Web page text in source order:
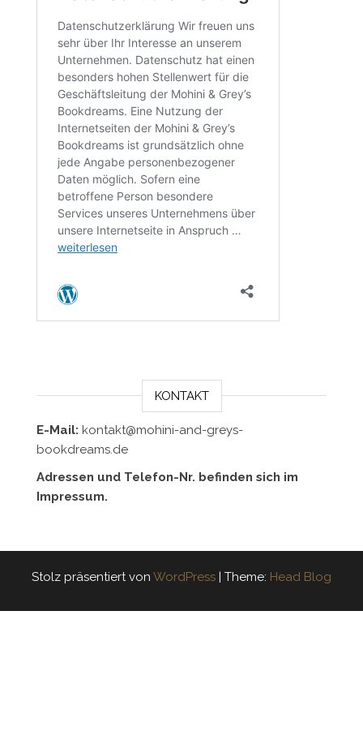
KONTAKT
E-Mail: kontakt@mohini-and-greys-
bookdreams.de
Adressen und Telefon-Nr. befinden sich im
Impressum.
Stolz präsentiert von WordPress | Theme: Head Blog